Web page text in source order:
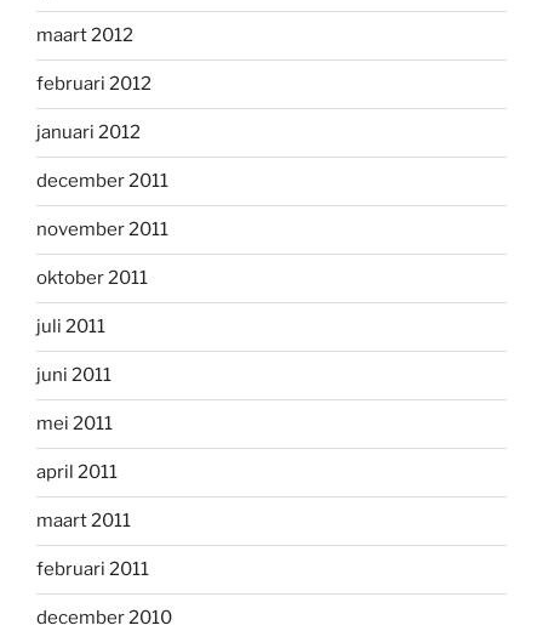
maart 2012
februari 2012
januari 2012
december 2011
november 2011
oktober 2011
juli 2011
juni 2011
mei 2011
april 2011
maart 2011
februari 2011
december 2010